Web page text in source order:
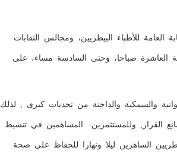
العامة للأطباء البيطريين، ومجالس النقابات
قنا"، غدا الأربعاء، 26 أغسطس 2020، من الساعة العاشرة صباحا، وحتى السادسة مساء، على
والسمكية والداجنة من تحديات كبرى , لذلك
القرار, وللمستثمرين المساهمين في تنشيط
الساهرين ليلا ونهارا للحفاظ على صحة